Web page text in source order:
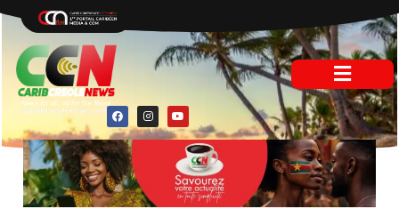
contenu
F
a
c
e
b
o
o
k
I
n
s
t
m
Y
o
u
t
b
e